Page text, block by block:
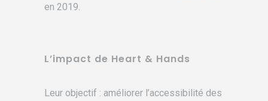
en 2019.
L’impact de Heart & Hands
Leur objectif : améliorer l’accessibilité des